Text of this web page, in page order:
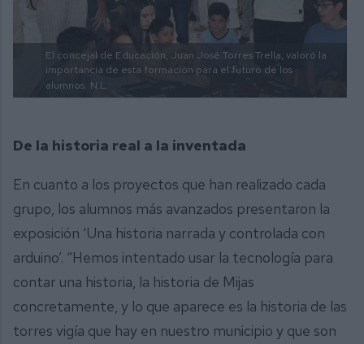
El concejal de Educación, Juan José Torres Trella, valoró la
importancia de esta formación para el futuro de los
alumnos. N.L.
De la historia real a la inventada
En cuanto a los proyectos que han realizado cada
grupo, los alumnos más avanzados presentaron la
exposición ‘Una historia narrada y controlada con
arduino’. “Hemos intentado usar la tecnología para
contar una historia, la historia de Mijas
concretamente, y lo que aparece es la historia de las
torres vigía que hay en nuestro municipio y que son